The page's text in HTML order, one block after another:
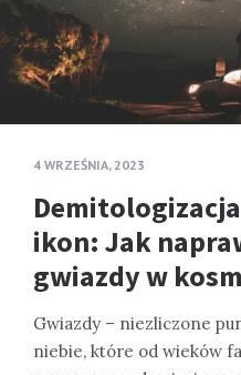
4 WRZEŚNIA, 2023
ikon: Jak
gwiazdy w
Gwiazdy – niezliczone
niebie, które od wieków